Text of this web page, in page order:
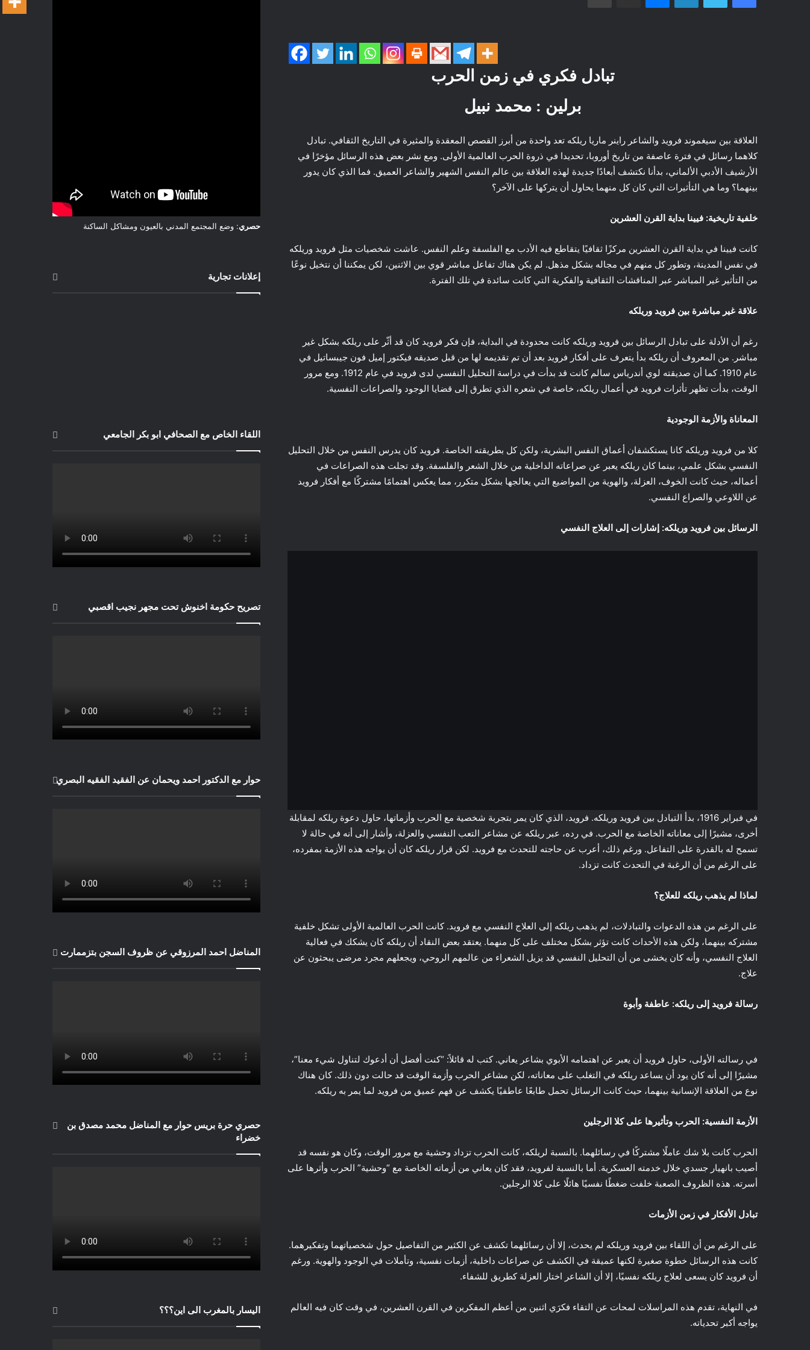
تبادل فكري في زمن الحرب
برلين : محمد نبيل
العلاقة بين سيغموند فرويد والشاعر راينر ماريا ريلكه تعد واحدة من أبرز القصص المعقدة والمثيرة في التاريخ الثقافي. تبادل
كلاهما رسائل في فترة عاصفة من تاريخ أوروبا، تحديدا في ذروة الحرب العالمية الأولى. ومع نشر بعض هذه الرسائل مؤخرًا في
الأرشيف الأدبي الألماني، بدأنا نكتشف أبعادًا جديدة لهذه العلاقة بين عالم النفس الشهير والشاعر العميق. فما الذي كان يدور
بينهما؟ وما هي التأثيرات التي كان كل منهما يحاول أن يتركها على الآخر؟
خلفية تاريخية: فيينا بداية القرن العشرين
كانت فيينا في بداية القرن العشرين مركزًا ثقافيًا يتقاطع فيه الأدب مع الفلسفة وعلم النفس. عاشت شخصيات مثل فرويد وريلكه
في نفس المدينة، وتطور كل منهم في مجاله بشكل مذهل. لم يكن هناك تفاعل مباشر قوي بين الاثنين، لكن يمكننا أن نتخيل نوعًا
من التأثير غير المباشر عبر المناقشات الثقافية والفكرية التي كانت سائدة في تلك الفترة.
علاقة غير مباشرة بين فرويد وريلكه
رغم أن الأدلة على تبادل الرسائل بين فرويد وريلكه كانت محدودة في البداية، فإن فكر فرويد كان قد أثّر على ريلكه بشكل غير
مباشر. من المعروف أن ريلكه بدأ يتعرف على أفكار فرويد بعد أن تم تقديمه لها من قبل صديقه فيكتور إميل فون جيبساتيل في
عام 1910. كما أن صديقته لوي أندرياس سالم كانت قد بدأت في دراسة التحليل النفسي لدى فرويد في عام 1912. ومع مرور
الوقت، بدأت تظهر تأثرات فرويد في أعمال ريلكه، خاصة في شعره الذي تطرق إلى قضايا الوجود والصراعات النفسية.
المعاناة والأزمة الوجودية
كلا من فرويد وريلكه كانا يستكشفان أعماق النفس البشرية، ولكن كل بطريقته الخاصة. فرويد كان يدرس النفس من خلال التحليل
النفسي بشكل علمي، بينما كان ريلكه يعبر عن صراعاته الداخلية من خلال الشعر والفلسفة. وقد تجلت هذه الصراعات في
أعماله، حيث كانت الخوف، العزلة، والهوية من المواضيع التي يعالجها بشكل متكرر، مما يعكس اهتمامًا مشتركًا مع أفكار فرويد
عن اللاوعي والصراع النفسي.
الرسائل بين فرويد وريلكه: إشارات إلى العلاج النفسي
في فبراير 1916، بدأ التبادل بين فرويد وريلكه. فرويد، الذي كان يمر بتجربة شخصية مع الحرب وأزماتها، حاول دعوة ريلكه لمقابلة
أخرى، مشيرًا إلى معاناته الخاصة مع الحرب. في رده، عبر ريلكه عن مشاعر التعب النفسي والعزلة، وأشار إلى أنه في حالة لا
تسمح له بالقدرة على التفاعل. ورغم ذلك، أعرب عن حاجته للتحدث مع فرويد. لكن قرار ريلكه كان أن يواجه هذه الأزمة بمفرده،
على الرغم من أن الرغبة في التحدث كانت تزداد.
لماذا لم يذهب ريلكه للعلاج؟
على الرغم من هذه الدعوات والتبادلات، لم يذهب ريلكه إلى العلاج النفسي مع فرويد. كانت الحرب العالمية الأولى تشكل خلفية
مشتركه بينهما، ولكن هذه الأحداث كانت تؤثر بشكل مختلف على كل منهما. يعتقد بعض النقاد أن ريلكه كان يشكك في فعالية
العلاج النفسي، وأنه كان يخشى من أن التحليل النفسي قد يزيل الشعراء من عالمهم الروحي، ويجعلهم مجرد مرضى يبحثون عن
علاج.
رسالة فرويد إلى ريلكه: عاطفة وأبوة
في رسالته الأولى، حاول فرويد أن يعبر عن اهتمامه الأبوي بشاعر يعاني. كتب له قائلاً: “كنت أفضل أن أدعوك لتناول شيء معنا”،
مشيرًا إلى أنه كان يود أن يساعد ريلكه في التغلب على معاناته، لكن مشاعر الحرب وأزمة الوقت قد حالت دون ذلك. كان هناك
نوع من العلاقة الإنسانية بينهما، حيث كانت الرسائل تحمل طابعًا عاطفيًا يكشف عن فهم عميق من فرويد لما يمر به ريلكه.
الأزمة النفسية: الحرب وتأثيرها على كلا الرجلين
الحرب كانت بلا شك عاملًا مشتركًا في رسائلهما. بالنسبة لريلكه، كانت الحرب تزداد وحشية مع مرور الوقت، وكان هو نفسه قد
أصيب بانهيار جسدي خلال خدمته العسكرية. أما بالنسبة لفرويد، فقد كان يعاني من أزماته الخاصة مع “وحشية” الحرب وأثرها على
أسرته. هذه الظروف الصعبة خلفت ضغطًا نفسيًا هائلًا على كلا الرجلين.
تبادل الأفكار في زمن الأزمات
على الرغم من أن اللقاء بين فرويد وريلكه لم يحدث، إلا أن رسائلهما تكشف عن الكثير من التفاصيل حول شخصياتهما وتفكيرهما.
كانت هذه الرسائل خطوة صغيرة لكنها عميقة في الكشف عن صراعات داخلية، أزمات نفسية، وتأملات في الوجود والهوية. ورغم
أن فرويد كان يسعى لعلاج ريلكه نفسيًا، إلا أن الشاعر اختار العزلة كطريق للشفاء.
في النهاية، تقدم هذه المراسلات لمحات عن التقاء فكرَي اثنين من أعظم المفكرين في القرن العشرين، في وقت كان فيه العالم
يواجه أكبر تحدياته.
حصري: وضع المجتمع المدني بالعيون ومشاكل الساكنة
إعلانات تجارية
اللقاء الخاص مع الصحافي ابو بكر الجامعي
تصريح حكومة اخنوش تحت مجهر نجيب اقصبي
حوار مع الدكتور احمد ويحمان عن الفقيد الفقيه البصري
المناضل احمد المرزوقي عن ظروف السجن بتزممارت
حصري حرة بريس حوار مع المناضل محمد مصدق بن
خضراء
اليسار بالمغرب الى اين؟؟؟